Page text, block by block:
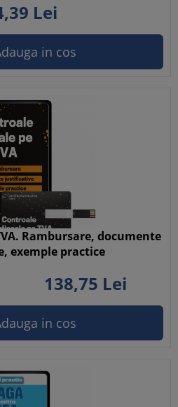
39 Lei
in cos
Rambursare, documente
exemple practice
138,75 Lei
in cos